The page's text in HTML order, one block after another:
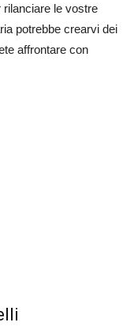
rilanciare le vostre
potrebbe crearvi dei
affrontare con